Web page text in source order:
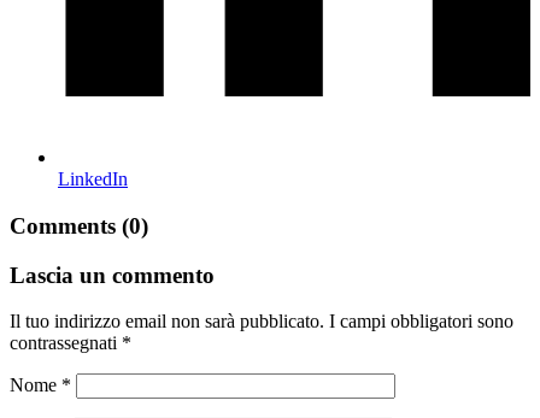
LinkedIn
Comments (0)
Lascia un commento
Il tuo indirizzo email non sarà pubblicato. I campi obbligatori sono
contrassegnati *
Nome *